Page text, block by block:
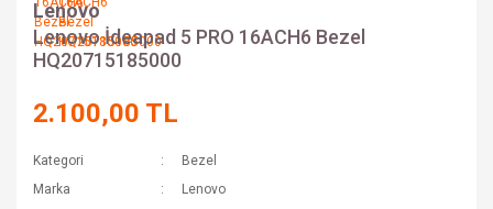
Lenovo
Lenovo İdeapad 5 PRO 16ACH6 Bezel
HQ20715185000
2.100,00 TL
Kategori
Bezel
Marka
Lenovo